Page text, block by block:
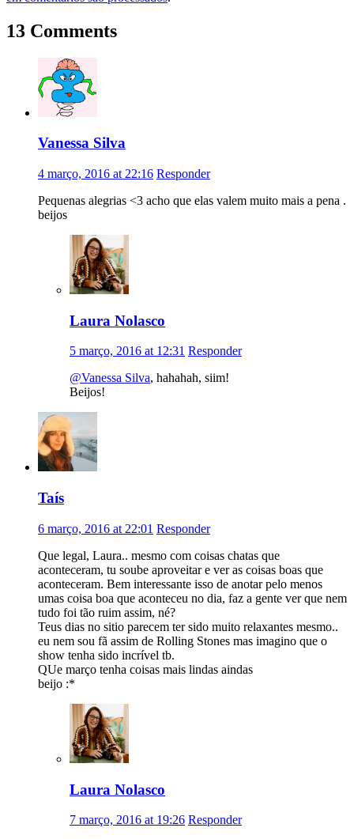
13 Comments
Vanessa Silva
4 março, 2016 at 22:16 Responder
Pequenas alegrias <3 acho que elas valem muito mais a pena .
beijos
Laura Nolasco
5 março, 2016 at 12:31 Responder
@Vanessa Silva, hahahah, siim!
Beijos!
Taís
6 março, 2016 at 22:01 Responder
Que legal, Laura.. mesmo com coisas chatas que
aconteceram, tu soube aproveitar e ver as coisas boas que
aconteceram. Bem interessante isso de anotar pelo menos
umas coisa boa que aconteceu no dia, faz a gente ver que nem
tudo foi tão ruim assim, né?
Teus dias no sitio parecem ter sido muito relaxantes mesmo..
eu nem sou fã assim de Rolling Stones mas imagino que o
show tenha sido incrível tb.
QUe março tenha coisas mais lindas aindas
beijo :*
Laura Nolasco
7 março, 2016 at 19:26 Responder